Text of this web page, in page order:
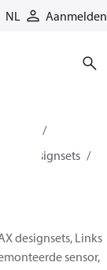
NL Aanmelden
Designsets
designsets, Links
sensor,